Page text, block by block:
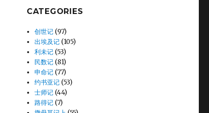
CATEGORIES
创世记 (97)
出埃及记 (105)
利未记 (53)
民数记 (81)
申命记 (77)
约书亚记 (53)
士师记 (44)
路得记 (7)